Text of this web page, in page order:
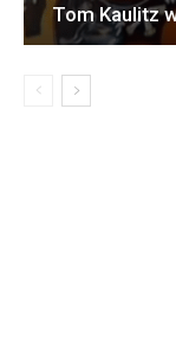
Tom Kaulitz